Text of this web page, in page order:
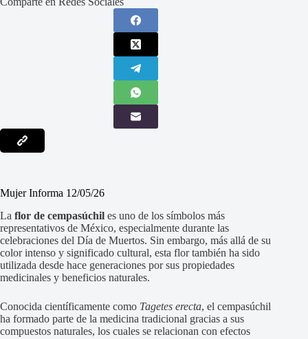
Mujer Informa 12/05/26
La flor de cempasúchil es uno de los símbolos más
representativos de México, especialmente durante las
celebraciones del Día de Muertos. Sin embargo, más allá de su
color intenso y significado cultural, esta flor también ha sido
utilizada desde hace generaciones por sus propiedades
medicinales y beneficios naturales.
Conocida científicamente como Tagetes erecta, el cempasúchil
ha formado parte de la medicina tradicional gracias a sus
compuestos naturales, los cuales se relacionan con efectos